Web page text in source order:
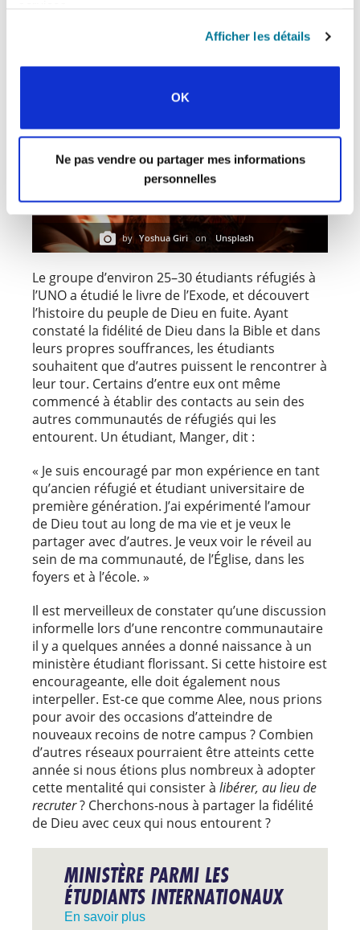
Afficher les détails
OK
Ne pas vendre ou partager mes informations
personnelles
lire le courrier. Ces jeunes ne connaissent que
by Yoshua Giri on Unsplash
Le groupe d’environ 25–30 étudiants réfugiés à
l’UNO a étudié le livre de l’Exode, et découvert
l’histoire du peuple de Dieu en fuite. Ayant
constaté la fidélité de Dieu dans la Bible et dans
leurs propres souffrances, les étudiants
souhaitent que d’autres puissent le rencontrer à
leur tour. Certains d’entre eux ont même
commencé à établir des contacts au sein des
autres communautés de réfugiés qui les
entourent. Un étudiant, Manger, dit :
« Je suis encouragé par mon expérience en tant
qu’ancien réfugié et étudiant universitaire de
première génération. J’ai expérimenté l’amour
de Dieu tout au long de ma vie et je veux le
partager avec d’autres. Je veux voir le réveil au
sein de ma communauté, de l’Église, dans les
foyers et à l’école. »
Il est merveilleux de constater qu’une discussion
informelle lors d’une rencontre communautaire
il y a quelques années a donné naissance à un
ministère étudiant florissant. Si cette histoire est
encourageante, elle doit également nous
interpeller. Est-ce que comme Alee, nous prions
pour avoir des occasions d’atteindre de
nouveaux recoins de notre campus ? Combien
d’autres réseaux pourraient être atteints cette
année si nous étions plus nombreux à adopter
cette mentalité qui consister à libérer, au lieu de
recruter? Cherchons-nous à partager la fidélité
de Dieu avec ceux qui nous entourent ?
MINISTÈRE PARMI LES
ÉTUDIANTS INTERNATIONAUX
En savoir plus